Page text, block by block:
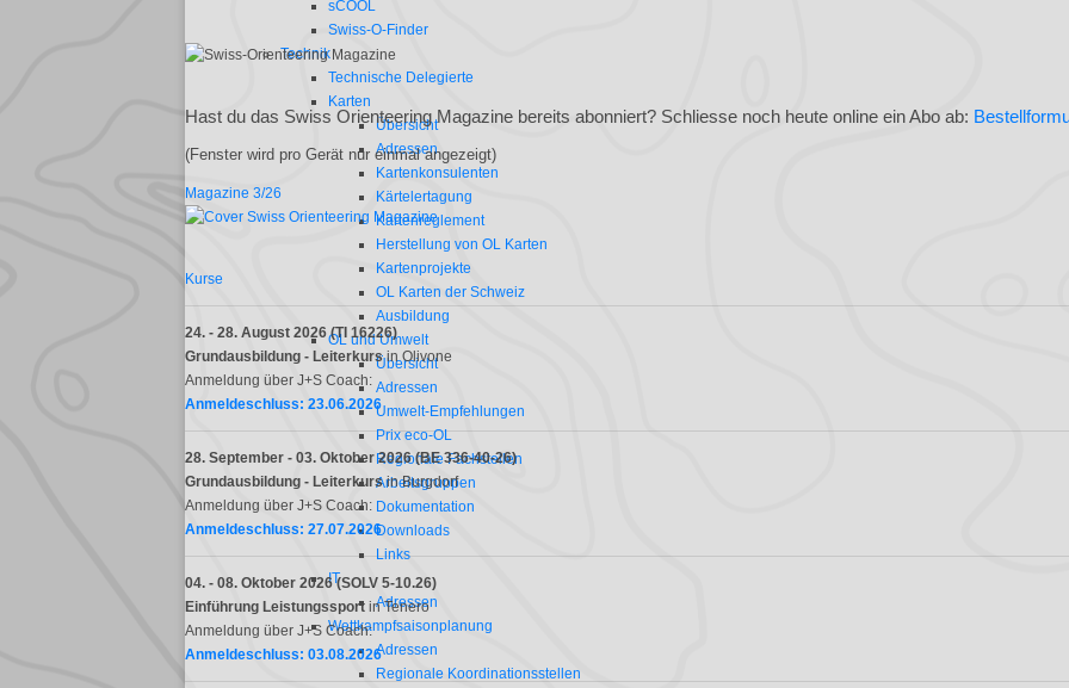
sCOOL
Swiss-O-Finder
Technik
Technische Delegierte
Karten
Übersicht
Adressen
Kartenkonsulenten
Kärtelertagung
Kartenreglement
Herstellung von OL Karten
Kartenprojekte
OL Karten der Schweiz
Ausbildung
OL und Umwelt
Übersicht
Adressen
Umwelt-Empfehlungen
Prix eco-OL
Regionale Fachstellen
Arbeitsgruppen
Dokumentation
Downloads
Links
IT
Adressen
Wettkampfsaisonplanung
Adressen
Regionale Koordinationsstellen
Hast du das Swiss Orienteering Magazine bereits abonniert? Schliesse noch heute online ein Abo ab:
(Fenster wird pro Gerät nur einmal angezeigt)
Magazine 3/26
Kurse
24. - 28. August 2026 (TI 16226)
Grundausbildung - Leiterkursin Olivone
Anmeldung über J+S Coach:
Anmeldeschluss: 23.06.2026
28. September - 03. Oktober 2026 (BE 336-40-26)
Grundausbildung - Leiterkursin Burgdorf
Anmeldung über J+S Coach:
Anmeldeschluss: 27.07.2026
04. - 08. Oktober 2026 (SOLV 5-10.26)
Einführung Leistungssport in Tenero
Anmeldung über J+S Coach:
Anmeldeschluss: 03.08.2026